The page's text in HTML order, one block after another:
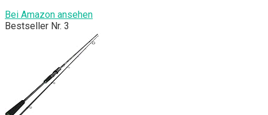
Bei Amazon ansehen
Bestseller Nr. 3